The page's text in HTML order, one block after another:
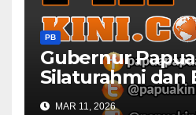
PB
Gubernur
Silaturahmi dan
Bersama DPR RI
MAR 11, 2026